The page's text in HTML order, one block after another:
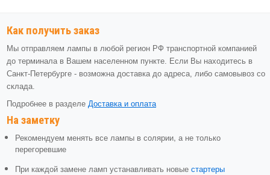
Как получить заказ
Мы отправляем лампы в любой регион РФ транспортной компанией
до терминала в Вашем населенном пункте. Если Вы находитесь в
Санкт-Петербурге - возможна доставка до адреса, либо самовывоз со
склада.
Подробнее в разделе Доставка и оплата
На заметку
Рекомендуем менять все лампы в солярии, а не только
перегоревшие
При каждой замене ламп устанавливать новые стартеры